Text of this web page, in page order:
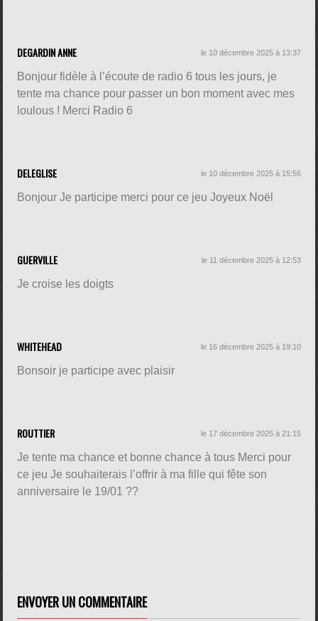
DEGARDIN ANNE le 10 décembre 2025 à 13:37
Bonjour fidèle à l’écoute de radio 6 tous les jours, je
tente ma chance pour passer un bon moment avec mes
loulous ! Merci Radio 6
DELEGLISE le 10 décembre 2025 à 15:56
Bonjour Je participe merci pour ce jeu Joyeux Noël
GUERVILLE le 11 décembre 2025 à 12:53
Je croise les doigts
WHITEHEAD le 16 décembre 2025 à 19:10
Bonsoir je participe avec plaisir
ROUTTIER le 17 décembre 2025 à 21:15
Je tente ma chance et bonne chance à tous Merci pour
ce jeu Je souhaiterais l’offrir à ma fille qui fête son
anniversaire le 19/01 ??
ENVOYER UN COMMENTAIRE